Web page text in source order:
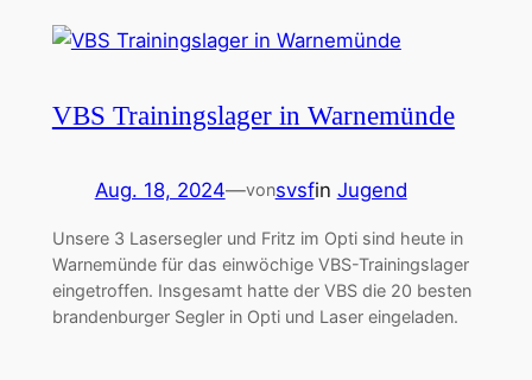
VBS Trainingslager in Warnemünde
Aug. 18, 2024—vonsvsfin Jugend
Unsere 3 Lasersegler und Fritz im Opti sind heute in
Warnemünde für das einwöchige VBS-Trainingslager
eingetroffen. Insgesamt hatte der VBS die 20 besten
brandenburger Segler in Opti und Laser eingeladen.